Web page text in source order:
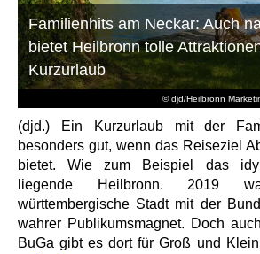
© djd/Heilbronn
Familienhits am Neckar: Auch
bietet Heilbronn tolle
Kurzurlaub
(djd.) Ein Kurzurlaub mit der
besonders gut, wenn das Reiseziel
bietet. Wie zum Beispiel das
liegende Heilbronn. 2019
württembergische Stadt mit der
wahrer Publikumsmagnet. Doch
BuGa gibt es dort für Groß und